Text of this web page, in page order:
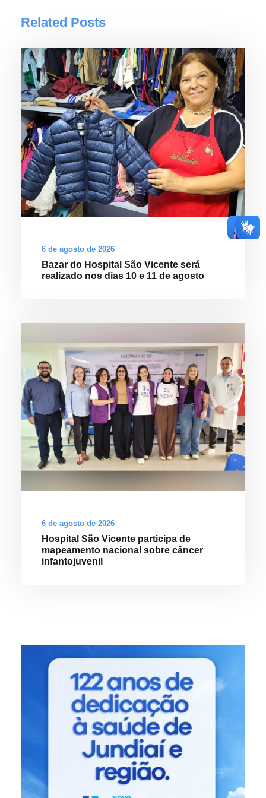
Related Posts
6 de agosto de 2026
Bazar do Hospital São Vicente será
realizado nos dias 10 e 11 de agosto
6 de agosto de 2026
Hospital São Vicente participa de
mapeamento nacional sobre câncer
infantojuvenil